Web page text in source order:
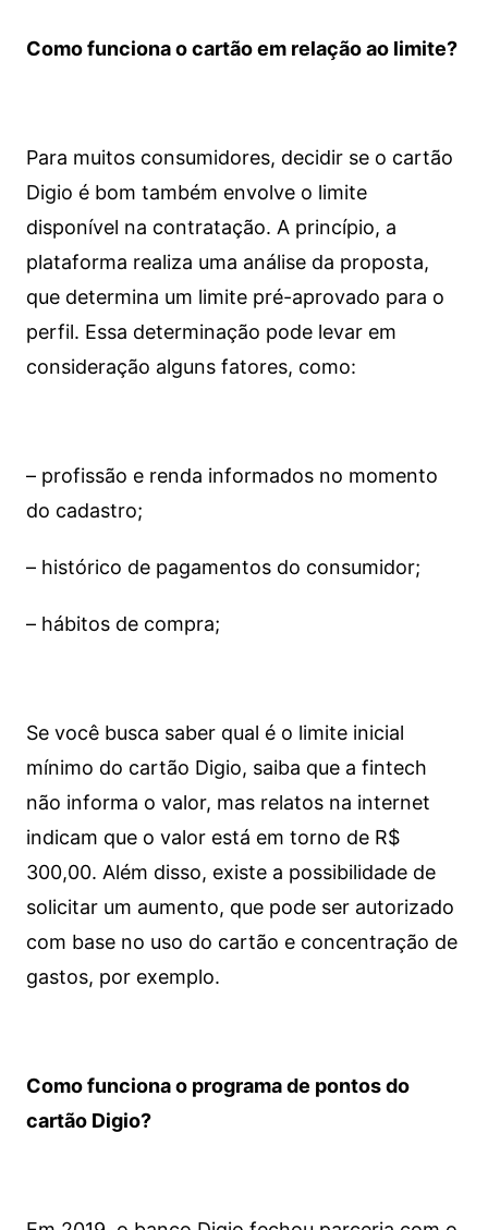
Como funciona o cartão em relação ao limite?
Para muitos consumidores, decidir se o cartão
Digio é bom também envolve o limite
disponível na contratação. A princípio, a
plataforma realiza uma análise da proposta,
que determina um limite pré-aprovado para o
perfil. Essa determinação pode levar em
consideração alguns fatores, como:
– profissão e renda informados no momento
do cadastro;
– histórico de pagamentos do consumidor;
– hábitos de compra;
Se você busca saber qual é o limite inicial
mínimo do cartão Digio, saiba que a fintech
não informa o valor, mas relatos na internet
indicam que o valor está em torno de R$
300,00. Além disso, existe a possibilidade de
solicitar um aumento, que pode ser autorizado
com base no uso do cartão e concentração de
gastos, por exemplo.
Como funciona o programa de pontos do
cartão Digio?